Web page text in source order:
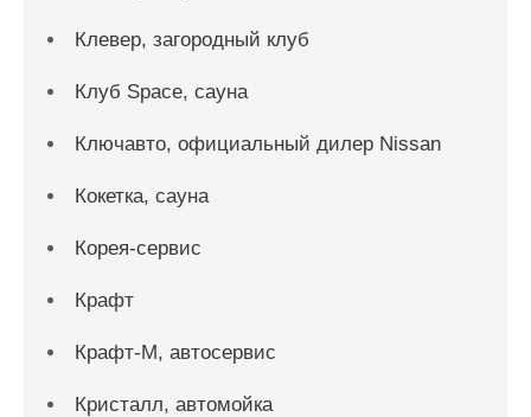
Клевер, загородный клуб
Клуб Space, сауна
Ключавто, официальный дилер Nissan
Кокетка, сауна
Корея-сервис
Крафт
Крафт-М, автосервис
Кристалл, автомойка